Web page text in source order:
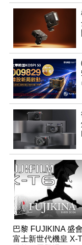
同步亮相
巴黎 FUJIKINA 盛
富士新世代機皇 X-